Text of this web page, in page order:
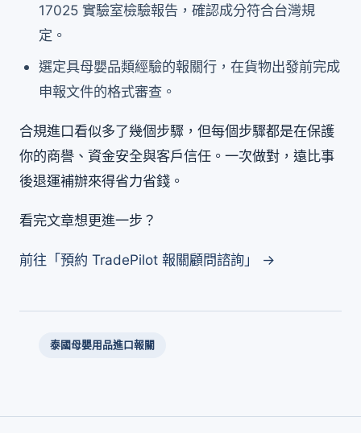
17025 實驗室檢驗報告，確認成分符合台灣規
定。
選定具母嬰品類經驗的報關行，在貨物出發前完成
申報文件的格式審查。
合規進口看似多了幾個步驟，但每個步驟都是在保護
你的商譽、資金安全與客戶信任。一次做對，遠比事
後退運補辦來得省力省錢。
看完文章想更進一步？
前往「預約 TradePilot 報關顧問諮詢」 →
泰國母嬰用品進口報關